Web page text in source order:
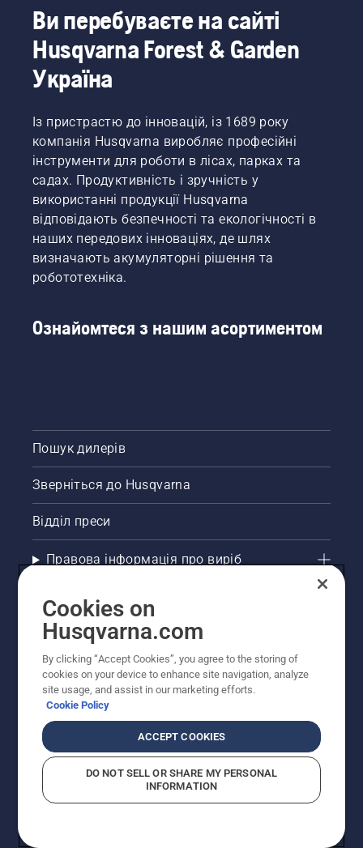
Для наших електричних і акумуляторних
а також бензинових ланцюгових пил швидкий
і простий запуск є обов’язковою
характеристикою. Кожна ланцюгова пила
запускається натисканням кнопки або легким
потреб клієнта.  Наш широкий асортимент
також включає професійні ланцюгові пили
ланцюгові пили для лісоводів.
Ви перебуваєте на сайті
Husqvarna Forest & Garden
Україна
Із пристрастю до інновацій, із 1689 року
компанія Husqvarna виробляє професійні
інструменти для роботи в лісах, парках та
садах. Продуктивність і зручність у
використанні продукції Husqvarna
відповідають безпечності та екологічності в
наших передових інноваціях, де шлях
визначають акумуляторні рішення та
робототехніка.
Ознайомтеся з нашим асортиментом
Пошук дилерів
Зверніться до Husqvarna
Відділ преси
Правова інформація про виріб
Інші сайти Husqvarna
Рекомендовані інтернет-магазини
Cookies on
Husqvarna.com
By clicking “Accept Cookies”, you agree to the storing of
cookies on your device to enhance site navigation, analyze
site usage, and assist in our marketing efforts.
Cookie Policy
ACCEPT COOKIES
DO NOT SELL OR SHARE MY PERSONAL
INFORMATION